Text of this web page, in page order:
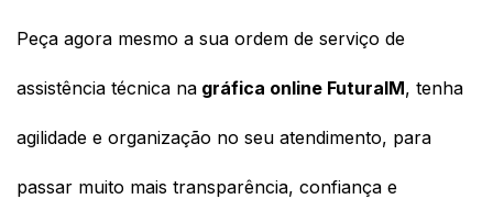
Peça agora mesmo a sua ordem de serviço de
assistência técnica na gráfica online FuturaIM, tenha
agilidade e organização no seu atendimento, para
passar muito mais transparência, confiança e